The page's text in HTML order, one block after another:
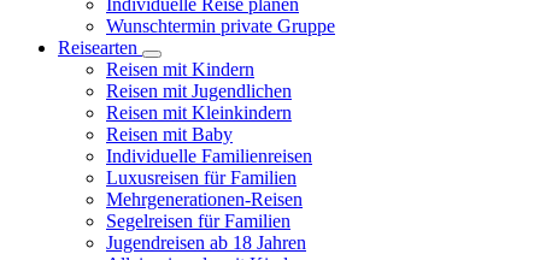
Individuelle Reise planen
Wunschtermin private Gruppe
Reisearten
Reisen mit Kindern
Reisen mit Jugendlichen
Reisen mit Kleinkindern
Reisen mit Baby
Individuelle Familienreisen
Luxusreisen für Familien
Mehrgenerationen-Reisen
Segelreisen für Familien
Jugendreisen ab 18 Jahren